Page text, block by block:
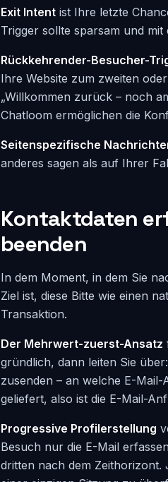
Exit Intent ist Ihre letzte
Trigger sollte sparsam und
Rückkehrender-Besucher-
Ihre Website zum zweiten
„Willkommen zurück – noch
Chatloom ermöglichen die
Seitenspezifische
anderes sagen als auf Ihrer
Kontaktdaten
beenden
In dem Moment, in dem Sie
Ziel ist, diese Bitte wie einen
Transaktion.
Der Mehrwert-zuerst-Ansatz
gründlich, dann leiten Sie
zusenden – an welche E-
geliefert, also ist die E-Mail-
Progressive Profilerstellung
Besuch nur die E-Mail
dritten nach dem